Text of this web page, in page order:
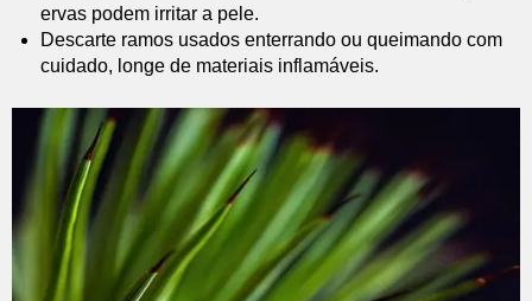
ervas podem irritar a pele.
Descarte ramos usados enterrando ou queimando com
cuidado, longe de materiais inflamáveis.